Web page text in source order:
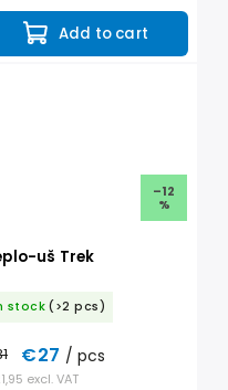
Add to cart
–12
%
uš Trek
stock (>2 pcs)
excl. VAT
€27 / pcs